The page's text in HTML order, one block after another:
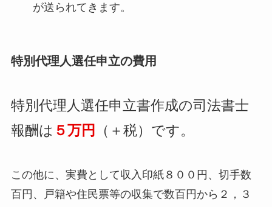
が送られてきます。
特別代理人選任申立の費用
特別代理人選任申立書作成の司法書士
報酬は ５万円 （＋税）です。
この他に、実費として収入印紙８００円、切手数
百円、戸籍や住民票等の収集で数百円から２，３